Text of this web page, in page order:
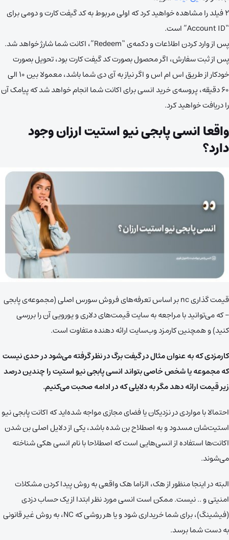
۲ فیلد را مشاهده خواهید کرد که اولی مربوط به کد گیفت کارت و دومی برای
“Account ID” است.
پس از وارد کردن اطلاعات و دکمه‌ی “Redeem”، اکانت شما شارژ خواهد شد.
پس از ثبت سفارش، اگر محصول بصورت کد گیفت کارت بود، تحویل بصورت
خودکار از طریق اس ام اس و اگر نیاز به آی دی شما باشد، معمولا بین ۱۰ الی
۶۰ دقیقه، پروسه‌ی خرید انسی برای اکانت شما انجام خواهد شد که پیامک آن
را دریافت خواهید کرد.
واقعا انسی پابجی نیو استیت ارزان وجود
دارد؟
قیمت گذاری nc بر اساس تعرفه‌های فروش سورس اصلی (مجموعه‌ی پابجی
– که می‌توانید با مراجعه به سایت قیمت‌های دلاری و یورویی آن را بررسی
کنید) و همچنین کارمزد وب‌سایت ارائه دهنده متفاوت است.
کارمزدی که به عنوان مثال در گیفت برگ در نظر گرفته می‌شود در حدی نیست
که مجموعه‌ یا شخص خاصی بتواند انسی پابجی نیو استیت را چندین درصد
زیر قیمت ارائه دهد مگر به دلایلی که در ادامه صحبت می‌کنیم.
احتمالا با مواردی در نزدیکان یا فضای مجازی مواجه شده‌اید که اکانت پابجی نیو
استیت‌شان مسدود و به اصطلاح بن شده باشد، یکی از دلایل اصلی بن شدن
اکانت‌ها استفاده از انسی‌هایی است که اصطلاحا با نام انسی هکی شناخته
می‌شوند.
البته در اینجا منظور از هک، الزاما هک واقعی به روش پیدا کردن مشکلات
امنیتی و .. نیست. ممکن است انسی مورد نظر ابتدا از یک حساب دزدی‌
(فیشینگ)، برای شما خریداری شود و یا هر روشی که NC، به روش غیر قانونی
به دست شما برسد.